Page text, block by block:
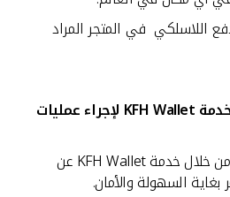
اللاسلكي في المتجر المراد
KFH Wallet لإجراء عمليات
إن قيامك بعمليات شرائية من خلال خدمة KFH Wallet عن
السهولة والأمان.